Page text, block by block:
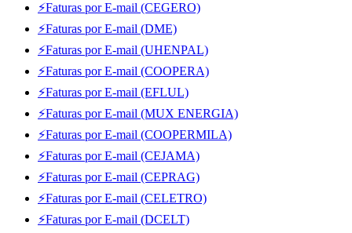
⚡Faturas por E-mail (CEGERO)
⚡Faturas por E-mail (DME)
⚡Faturas por E-mail (UHENPAL)
⚡Faturas por E-mail (COOPERA)
⚡Faturas por E-mail (EFLUL)
⚡Faturas por E-mail (MUX ENERGIA)
⚡Faturas por E-mail (COOPERMILA)
⚡Faturas por E-mail (CEJAMA)
⚡Faturas por E-mail (CEPRAG)
⚡Faturas por E-mail (CELETRO)
⚡Faturas por E-mail (DCELT)